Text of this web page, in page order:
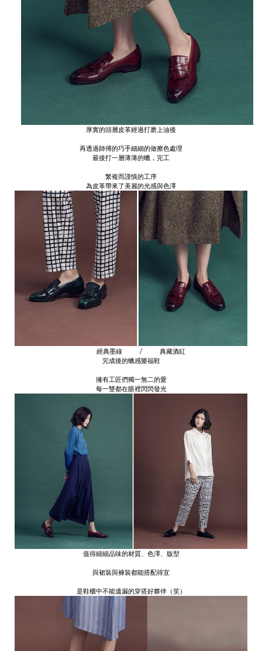
厚實的頭層皮革經過打磨上油後
再透過師傅的巧手細細的做擦色處理
最後打一層薄薄的蠟，完工
繁複而謹慎的工序
為皮革帶來了美麗的光感與色澤
經典墨綠 / 典藏酒紅
完成後的蠟感樂福鞋
擁有工匠們獨一無二的愛
每一雙都在眼裡閃閃發光
值得細細品味的材質、色澤、版型
與裙裝與褲裝都能搭配得宜
是鞋櫃中不能遺漏的穿搭好夥伴（笑）